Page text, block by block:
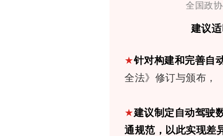
全国政
建议
★针对构建和完善自
全法》修订与颁布，
★建议制定自动驾驶
通规范，以此实现差